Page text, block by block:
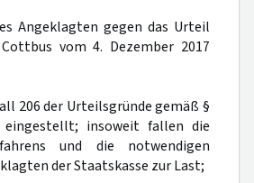
Angeklagten gegen das Urteil
vom 4. Dezember 2017
206 der Urteilsgründe gemäß §
insoweit fallen die
und die notwendigen
der Staatskasse zur Last;